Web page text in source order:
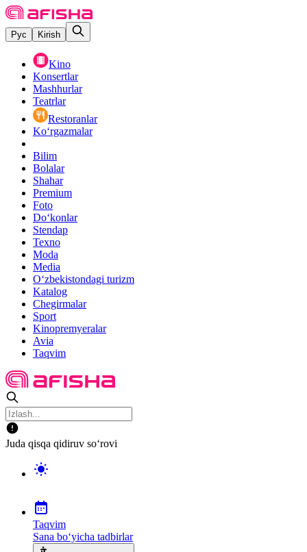
Рус Kirish
Kino
Konsertlar
Mashhurlar
Teatrlar
Restoranlar
Ko‘rgazmalar
Bilim
Bolalar
Shahar
Premium
Foto
Do‘konlar
Stendap
Texno
Moda
Media
O‘zbekistondagi turizm
Katalog
Chegirmalar
Sport
Kinopremyeralar
Avia
Taqvim
Juda qisqa qidiruv so‘rovi
Taqvim
Sana bo‘yicha tadbirlar